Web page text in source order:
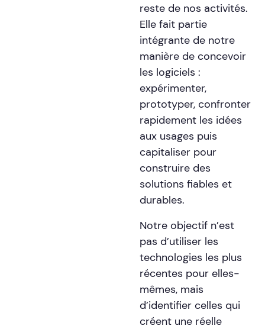
reste de nos activités.
Elle fait partie
intégrante de notre
manière de concevoir
les logiciels :
expérimenter,
prototyper, confronter
rapidement les idées
aux usages puis
capitaliser pour
construire des
solutions fiables et
durables.
Notre objectif n’est
pas d’utiliser les
technologies les plus
récentes pour elles-
mêmes, mais
d’identifier celles qui
créent une réelle